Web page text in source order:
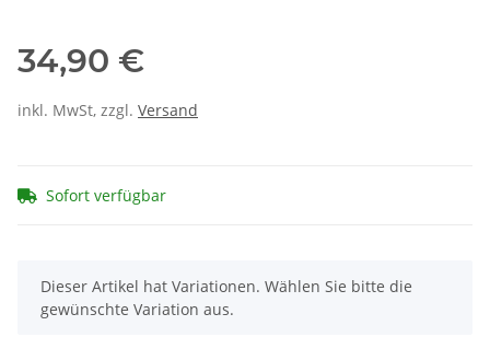
34,90 €
inkl. MwSt, zzgl. Versand
Sofort verfügbar
x
Dieser Artikel hat Variationen. Wählen Sie bitte die
gewünschte Variation aus.